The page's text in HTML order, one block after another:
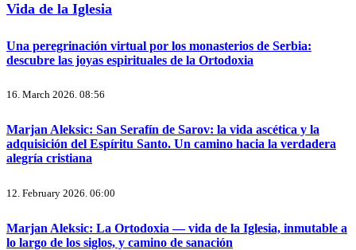
Vida de la Iglesia
Una peregrinación virtual por los monasterios de Serbia:
descubre las joyas espirituales de la Ortodoxia
16. March 2026. 08:56
Marjan Aleksic: San Serafín de Sarov: la vida ascética y la
adquisición del Espíritu Santo. Un camino hacia la verdadera
alegría cristiana
12. February 2026. 06:00
Marjan Aleksic: La Ortodoxia — vida de la Iglesia, inmutable a
lo largo de los siglos, y camino de sanación